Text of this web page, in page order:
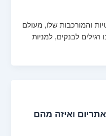
והמורכבות שלו, מעולם
רגילים לבנקים, למניות
ואיזה מהם